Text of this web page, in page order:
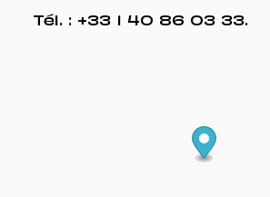
Tél. : +33 1 40 86 03 33.